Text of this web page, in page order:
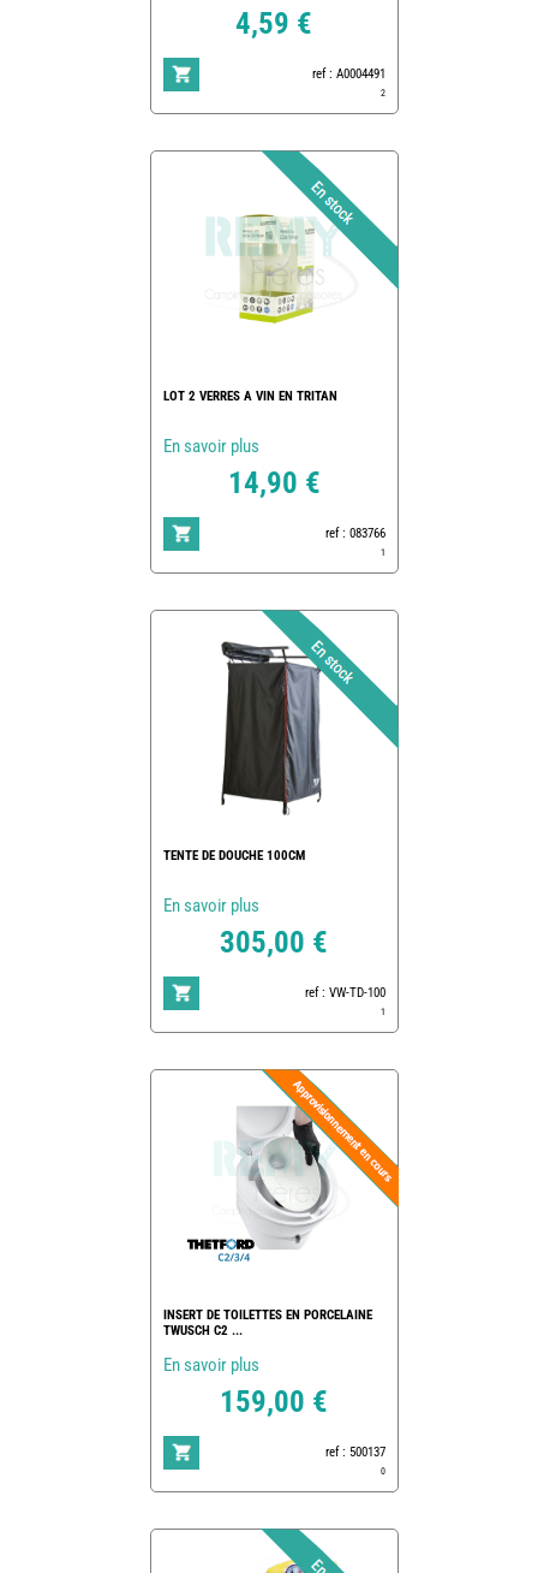
4,59 €
ref : A0004491
2
LOT 2 VERRES A VIN EN TRITAN
En savoir plus
14,90 €
ref : 083766
1
TENTE DE DOUCHE 100CM
En savoir plus
305,00 €
ref : VW-TD-100
1
INSERT DE TOILETTES EN PORCELAINE
TWUSCH C2 ...
En savoir plus
159,00 €
ref : 500137
0